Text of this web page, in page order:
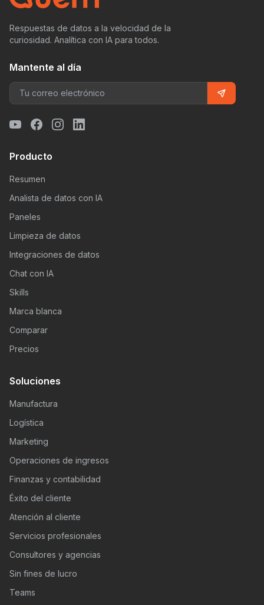
Respuestas de datos a la velocidad de la
curiosidad. Analítica con IA para todos.
Mantente al día
Producto
Resumen
Analista de datos con IA
Paneles
Limpieza de datos
Integraciones de datos
Chat con IA
Skills
Marca blanca
Comparar
Precios
Soluciones
Manufactura
Logística
Marketing
Operaciones de ingresos
Finanzas y contabilidad
Éxito del cliente
Atención al cliente
Servicios profesionales
Consultores y agencias
Sin fines de lucro
Teams